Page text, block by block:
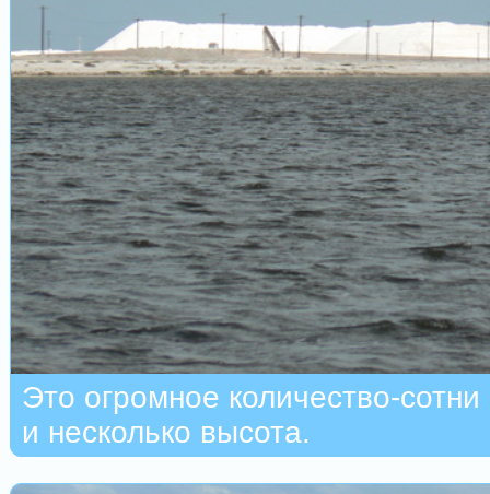
Это огромное количество-
и несколько высота.